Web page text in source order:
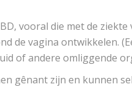
vooral die met de
de vagina ontwikkelen.
of andere omliggende
gênant zijn en kunnen